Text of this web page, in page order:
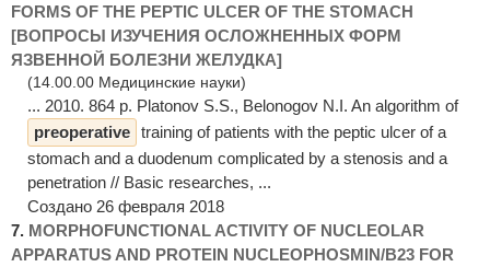
FORMS OF THE PEPTIC ULCER OF THE STOMACH
[ВОПРОСЫ ИЗУЧЕНИЯ ОСЛОЖНЕННЫХ ФОРМ
ЯЗВЕННОЙ БОЛЕЗНИ ЖЕЛУДКА]
(14.00.00 Медицинские науки)
... 2010. 864 p. Platonov S.S., Belonogov N.I. An algorithm of
preoperative training of patients with the peptic ulcer of a
stomach and a duodenum complicated by a stenosis and a
penetration // Basic researches, ...
Создано 26 февраля 2018
7. MORPHOFUNCTIONAL ACTIVITY OF NUCLEOLAR
APPARATUS AND PROTEIN NUCLEOPHOSMIN/B23 FOR